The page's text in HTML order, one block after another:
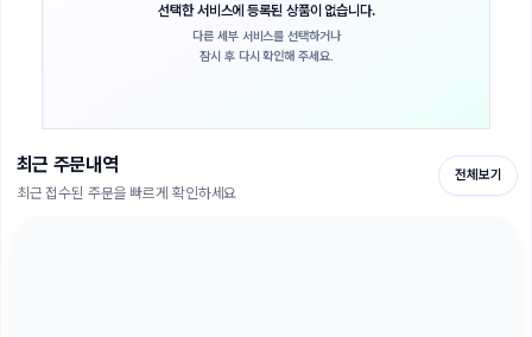
선택한 서비스에 등록된 상품이 없습니다.
다른 세부 서비스를 선택하거나
잠시 후 다시 확인해 주세요.
최근 주문내역
최근 접수된 주문을 빠르게 확인하세요
전체보기